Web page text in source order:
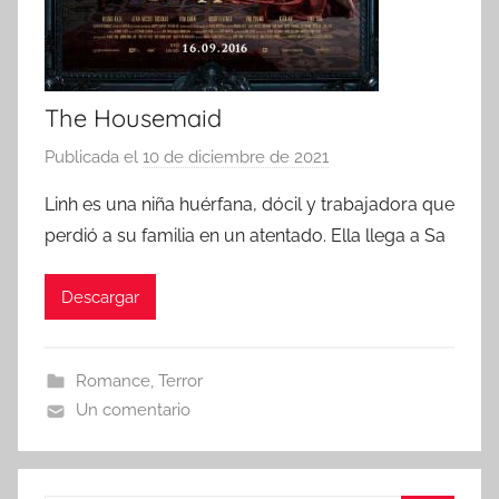
The Housemaid
Publicada el 10 de diciembre de 2021
r
Linh es una niña huérfana, dócil y trabajadora que
perdió a su familia en un atentado. Ella llega a Sa
Descargar
Romance, Terror
Un comentario